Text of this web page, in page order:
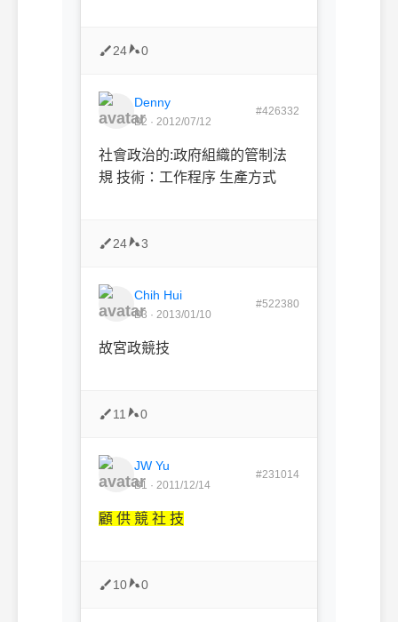
24 0
Denny
B2 · 2012/07/12
#426332
社會政治的:政府組織的管制法
規 技術：工作程序 生產方式
24 3
Chih Hui
B3 · 2013/01/10
#522380
故宮政競技
11 0
JW Yu
B1 · 2011/12/14
#231014
顧 供 競 社 技
10 0